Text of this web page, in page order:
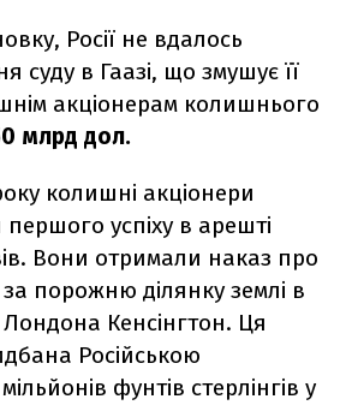
Росії не вдалось
суду в Гаазі, що змушує її
акціонерам колишнього
млрд дол.
колишні акціонери
успіху в арешті
Вони отримали наказ про
порожню ділянку землі в
Кенсінгтон. Ця
Російською
фунтів стерлінгів у